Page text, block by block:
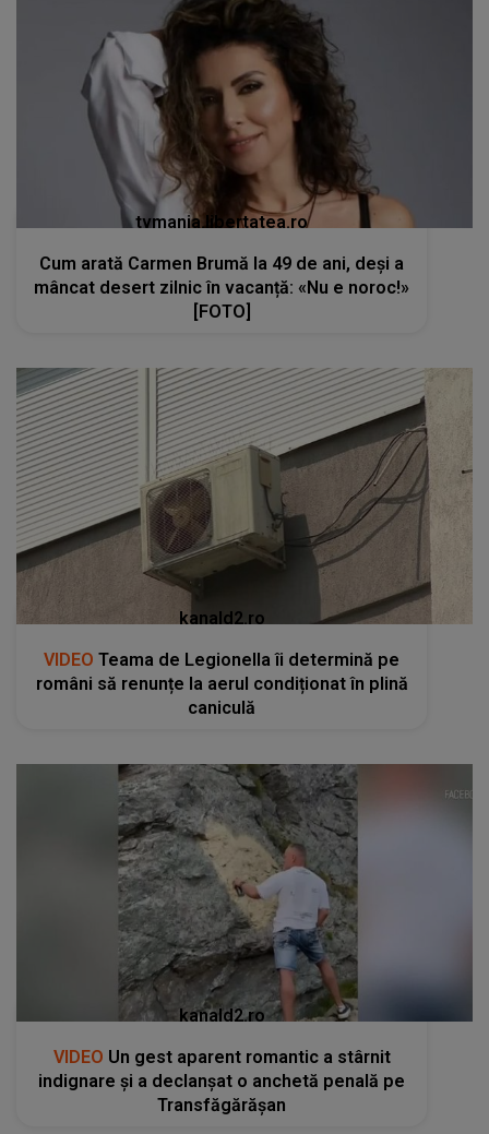
tvmania.libertatea.ro
Cum arată Carmen Brumă la 49 de ani, deși a
mâncat desert zilnic în vacanță: «Nu e noroc!»
[FOTO]
kanald2.ro
VIDEO Teama de Legionella îi determină pe
români să renunțe la aerul condiționat în plină
caniculă
kanald2.ro
VIDEO Un gest aparent romantic a stârnit
indignare și a declanșat o anchetă penală pe
Transfăgărășan